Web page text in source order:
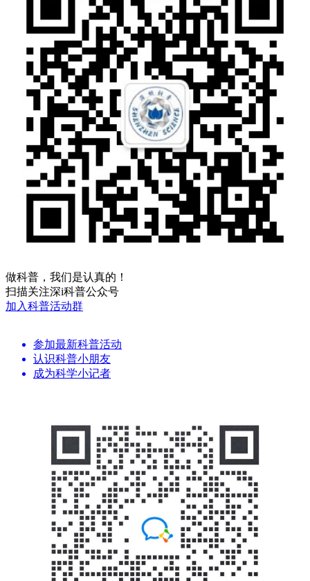
做科普，我们是认真的！
扫描关注深i科普公众号
加入科普活动群
参加最新科普活动
认识科普小朋友
成为科学小记者